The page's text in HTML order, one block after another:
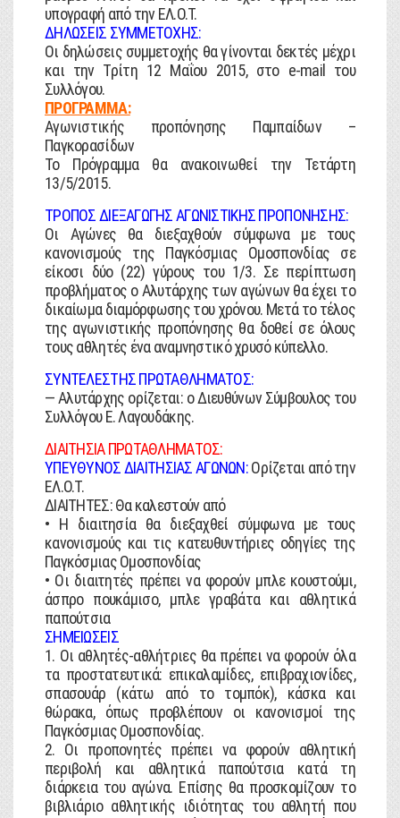
υπογραφή από την ΕΛ.Ο.Τ.
ΔΗΛΩΣΕΙΣ ΣΥΜΜΕΤΟΧΗΣ:
Οι δηλώσεις συμμετοχής θα γίνονται δεκτές μέχρι
και την Τρίτη 12 Μαΐου 2015, στο e-mail του
Συλλόγου.
ΠΡΟΓΡΑΜΜΑ:
Αγωνιστικής προπόνησης Παμπαίδων –
Παγκορασίδων
Το Πρόγραμμα θα ανακοινωθεί την Τετάρτη
13/5/2015.
ΤΡΟΠΟΣ ΔΙΕΞΑΓΩΓΗΣ ΑΓΩΝΙΣΤΙΚΗΣ ΠΡΟΠΟΝΗΣΗΣ:
Οι Αγώνες θα διεξαχθούν σύμφωνα με τους
κανονισμούς της Παγκόσμιας Ομοσπονδίας σε
είκοσι δύο (22) γύρους του 1/3. Σε περίπτωση
προβλήματος ο Αλυτάρχης των αγώνων θα έχει το
δικαίωμα διαμόρφωσης του χρόνου. Μετά το τέλος
της αγωνιστικής προπόνησης θα δοθεί σε όλους
τους αθλητές ένα αναμνηστικό χρυσό κύπελλο.
ΣΥΝΤΕΛΕΣΤΗΣ ΠΡΩΤΑΘΛΗΜΑΤΟΣ:
― Αλυτάρχης ορίζεται: ο Διευθύνων Σύμβουλος του
Συλλόγου Ε. Λαγουδάκης.
ΔΙΑΙΤΗΣΙΑ ΠΡΩΤΑΘΛΗΜΑΤΟΣ:
ΥΠΕΥΘΥΝΟΣ ΔΙΑΙΤΗΣΙΑΣ ΑΓΩΝΩΝ:Ορίζεται από την
ΕΛ.Ο.Τ.
ΔΙΑΙΤΗΤΕΣ: Θα καλεστούν από
• Η διαιτησία θα διεξαχθεί σύμφωνα με τους
κανονισμούς και τις κατευθυντήριες οδηγίες της
Παγκόσμιας Ομοσπονδίας
• Οι διαιτητές πρέπει να φορούν μπλε κουστούμι,
άσπρο πουκάμισο, μπλε γραβάτα και αθλητικά
παπούτσια
ΣΗΜΕΙΩΣΕΙΣ
1. Οι αθλητές-αθλήτριες θα πρέπει να φορούν όλα
τα προστατευτικά: επικαλαμίδες, επιβραχιονίδες,
σπασουάρ (κάτω από το τομπόκ), κάσκα και
θώρακα, όπως προβλέπουν οι κανονισμοί της
Παγκόσμιας Ομοσπονδίας.
2. Οι προπονητές πρέπει να φορούν αθλητική
περιβολή και αθλητικά παπούτσια κατά τη
διάρκεια του αγώνα. Επίσης θα προσκομίζουν το
βιβλιάριο αθλητικής ιδιότητας του αθλητή που